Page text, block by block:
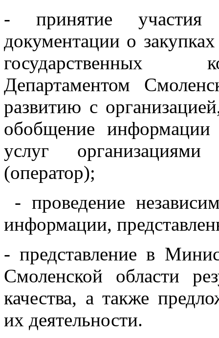
- принятие участия
документации о
государственных
Департаментом
развитию с
обобщение информации
услуг организациями
(оператор);
- проведение
информации,
- представление в
Смоленской области
качества, а также
их деятельности.